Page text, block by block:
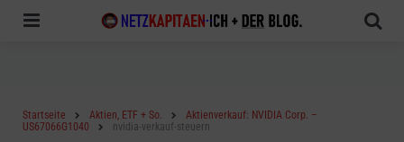
Startseite Aktien, ETF + So.
Aktienverkauf: NVIDIA Corp. –
US67066G1040
nvidia-verkauf-steuern